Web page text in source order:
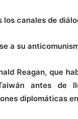
los canales de
a su
Reagan, que
antes de
diplomáticas